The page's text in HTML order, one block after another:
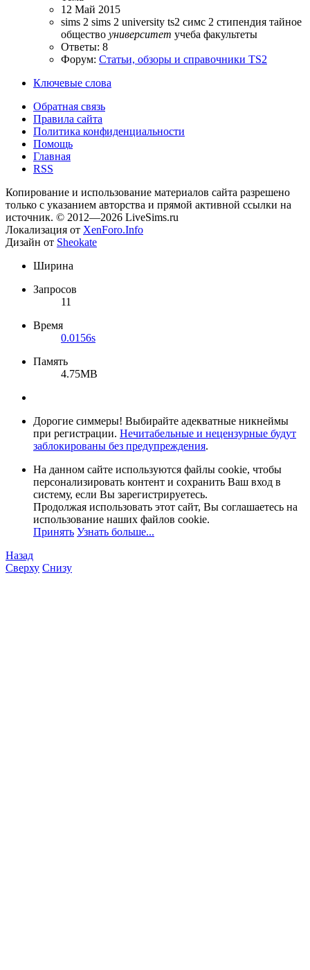
12 Май 2015
sims 2 sims 2 university ts2 симс 2 стипендия тайное
общество университет учеба факультеты
Ответы: 8
Форум: Статьи, обзоры и справочники TS2
Ключевые слова
Обратная связь
Правила сайта
Политика конфиденциальности
Помощь
Главная
RSS
Копирование и использование материалов сайта разрешено
только с указанием авторства и прямой активной ссылки на
источник. © 2012—2026 LiveSims.ru
Локализация от XenForo.Info
Дизайн от Sheokate
Ширина
Запросов
11
Время
0.0156s
Память
4.75MB
Дорогие симмеры! Выбирайте адекватные никнеймы
при регистрации. Нечитабельные и нецензурные будут
заблокированы без предупреждения.
На данном сайте используются файлы cookie, чтобы
персонализировать контент и сохранить Ваш вход в
систему, если Вы зарегистрируетесь.
Продолжая использовать этот сайт, Вы соглашаетесь на
использование наших файлов cookie.
Принять Узнать больше...
Назад
Сверху Снизу